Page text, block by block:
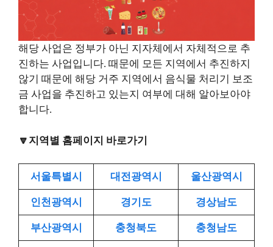
해당 사업은 정부가 아닌 지자체에서 자체적으로 추
진하는 사업입니다. 때문에 모든 지역에서 추진하지
않기 때문에 해당 거주 지역에서 음식물 처리기 보조
금 사업을 추진하고 있는지 여부에 대해 알아보아야
합니다.
🔽지역별 홈페이지 바로가기
서울특별시 대전광역시 울산광역시
인천광역시 경기도 경상남도
부산광역시 충청북도 충청남도